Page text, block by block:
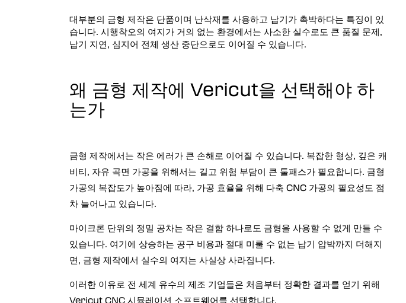
복합소재 적층가공 시뮬레이션
(VCS)
Optimizer
드릴링 & 패스닝
(VDAF)
(ICAM 포스트-프로세서)
Vericut 다시보기
로봇 시뮬레이션 소프트웨어
Vericut AI
대부분의 금형 제작은 단품이며 난삭재를 사용하고 납기가 촉박하다는 특징이 있
습니다. 시행착오의 여지가 거의 없는 환경에서는 사소한 실수로도 큰 품질 문제,
납기 지연, 심지어 전체 생산 중단으로도 이어질 수 있습니다.
왜 금형 제작에 Vericut을 선택해야 하
는가
금형 제작에서는 작은 에러가 큰 손해로 이어질 수 있습니다. 복잡한 형상, 깊은 캐
비티, 자유 곡면 가공을 위해서는 길고 위험 부담이 큰 툴패스가 필요합니다. 금형
가공의 복잡도가 높아짐에 따라, 가공 효율을 위해 다축 CNC 가공의 필요성도 점
차 늘어나고 있습니다.
마이크론 단위의 정밀 공차는 작은 결함 하나로도 금형을 사용할 수 없게 만들 수
있습니다. 여기에 상승하는 공구 비용과 절대 미룰 수 없는 납기 압박까지 더해지
면, 금형 제작에서 실수의 여지는 사실상 사라집니다.
이러한 이유로 전 세계 유수의 제조 기업들은 처음부터 정확한 결과를 얻기 위해
Vericut CNC 시뮬레이션 소프트웨어를 선택합니다.